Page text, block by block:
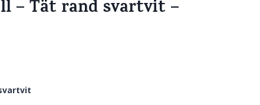
– Tät rand svartvit –